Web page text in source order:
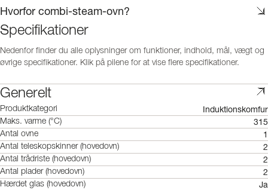
Hvorfor combi-steam-ovn?
Specifikationer
Nedenfor finder du alle oplysninger om funktioner, indhold, mål, vægt og
øvrige specifikationer. Klik på pilene for at vise flere specifikationer.
Generelt
Produktkategori Induktionskomfur
Maks. varme (°C) 315
Antal ovne 1
Antal teleskopskinner (hovedovn) 2
Antal trådriste (hovedovn) 2
Antal plader (hovedovn) 2
Hærdet glas (hovedovn) Ja